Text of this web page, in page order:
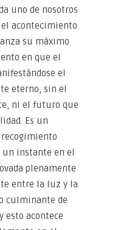
uno de nosotros
acontecimiento
su máximo
en que el
el
eterno, sin el
ni el futuro que
Es un
un instante en el
plenamente
entre la luz y la
culminante de
esto acontece